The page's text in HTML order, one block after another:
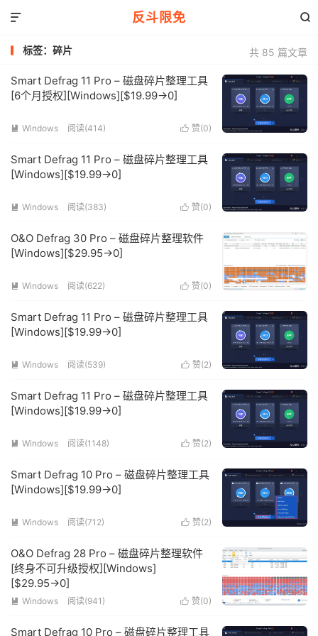
反斗限免 

共 85 篇文章
标签：碎片
Smart Defrag 11 Pro – 磁盘碎片整理工具
[6个月授权][Windows][$19.99→0]
 赞(0)
 Windows 阅读(414)
Smart Defrag 11 Pro – 磁盘碎片整理工具
[Windows][$19.99→0]
 赞(0)
 Windows 阅读(383)
O&O Defrag 30 Pro – 磁盘碎片整理软件
[Windows][$29.95→0]
 赞(0)
 Windows 阅读(622)
Smart Defrag 11 Pro – 磁盘碎片整理工具
[Windows][$19.99→0]
 赞(2)
 Windows 阅读(539)
Smart Defrag 11 Pro – 磁盘碎片整理工具
[Windows][$19.99→0]
 赞(2)
 Windows 阅读(1148)
Smart Defrag 10 Pro – 磁盘碎片整理工具
[Windows][$19.99→0]
 赞(2)
 Windows 阅读(712)
O&O Defrag 28 Pro – 磁盘碎片整理软件
[终身不可升级授权][Windows]
[$29.95→0]
 赞(0)
 Windows 阅读(941)
Smart Defrag 10 Pro – 磁盘碎片整理工具